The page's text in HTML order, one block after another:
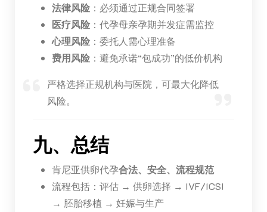
法律风险：必须通过正规合同签署
医疗风险：代孕母亲孕期并发症需监控
心理风险：委托人需心理准备
费用风险：避免承诺“包成功”的低价机构
严格选择正规机构与医院，可最大化降低
风险。
九、总结
肯尼亚供卵代孕合法、安全、流程规范
流程包括：评估 → 供卵选择 → IVF/ICSI
→ 胚胎移植 → 妊娠与生产